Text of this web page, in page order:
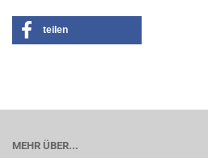
teilen
MEHR ÜBER...